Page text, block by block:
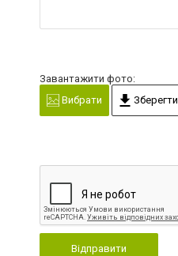
Завантажити фото:
Вибрати
Зберегти
Відправити